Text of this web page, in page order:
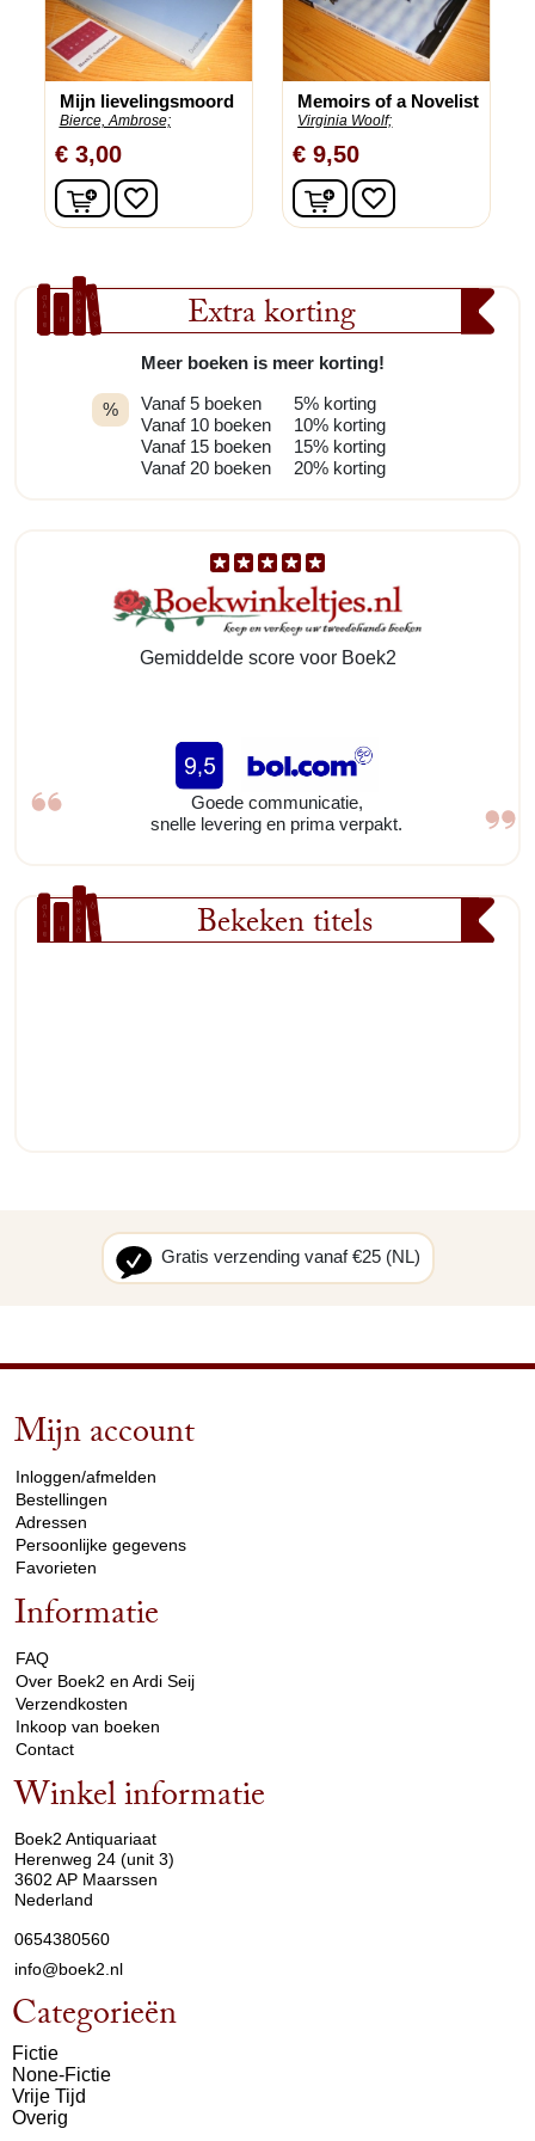
Extra korting
%
Meer boeken is meer korting!
Vanaf 5 boeken
Vanaf 10 boeken
Vanaf 15 boeken
Vanaf 20 boeken
5% korting
10% korting
15% korting
20% korting
Gemiddelde score voor Boek2
Goede communicatie,
snelle levering en prima verpakt.
Bekeken titels
Mijn lievelingsmoord
Bierce, Ambrose;
€ 3,00
In winkelwagen
favorite_border
Memoirs of a Novelist
Virginia Woolf;
€ 9,50
In winkelwagen
favorite_border
Gratis verzending vanaf €25 (NL)
Mijn account
Inloggen/afmelden
Bestellingen
Adressen
Persoonlijke gegevens
Favorieten
Informatie
FAQ
Over Boek2 en Ardi Seij
Verzendkosten
Inkoop van boeken
Contact
Winkel informatie
Boek2 Antiquariaat
Herenweg 24 (unit 3)
3602 AP Maarssen
Nederland
0654380560
info@boek2.nl
Categorieën
Fictie
None-Fictie
Vrije Tijd
Overig